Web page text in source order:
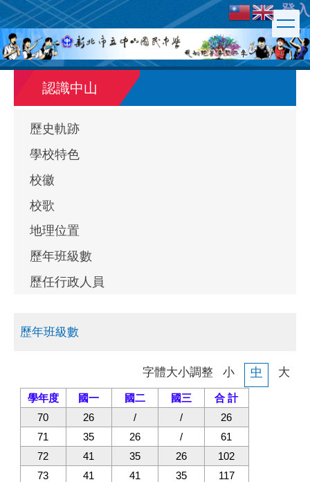
跳
到
主
要
登入
認識中山
歷史軌跡
學校特色
校徽
校歌
地理位置
歷年班級數
歷任行政人員
歷年班級數
字體大小調整 小 中 大
學年度 國一 國二 國三
合 計
70
26 / /
26
71
35 26 /
61
72
41 35 26
102
73
41 41 35
117